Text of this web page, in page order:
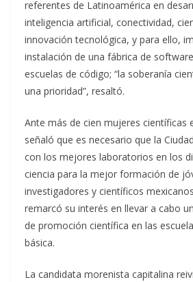
referentes de Latinoamérica en
inteligencia artificial, conectividad,
innovación tecnológica, y para ello,
instalación de una fábrica de
escuelas de código; “la soberanía
una prioridad”, resaltó.
Ante más de cien mujeres científicas
señaló que es necesario que la
con los mejores laboratorios en los
ciencia para la mejor formación de
investigadores y científicos
remarcó su interés en llevar a cabo
de promoción científica en las
básica.
La candidata morenista capitalina